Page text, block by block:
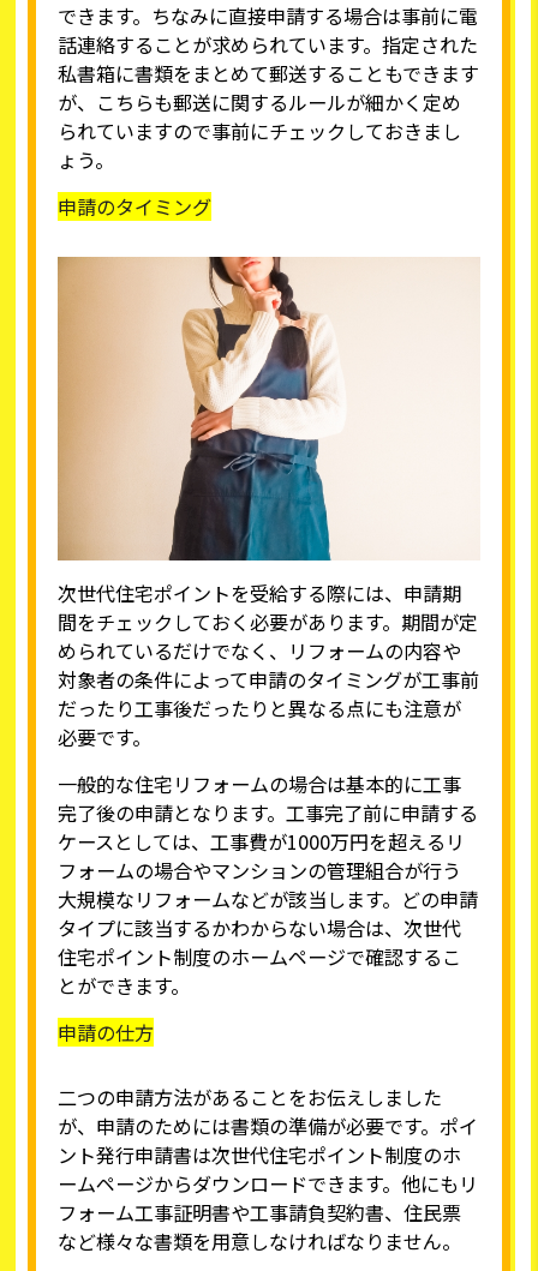
できます。ちなみに直接申請する場合は事前に電
話連絡することが求められています。指定された
私書箱に書類をまとめて郵送することもできます
が、こちらも郵送に関するルールが細かく定め
られていますので事前にチェックしておきまし
ょう。
申請のタイミング
次世代住宅ポイントを受給する際には、申請期
間をチェックしておく必要があります。期間が定
められているだけでなく、リフォームの内容や
対象者の条件によって申請のタイミングが工事前
だったり工事後だったりと異なる点にも注意が
必要です。
一般的な住宅リフォームの場合は基本的に工事
完了後の申請となります。工事完了前に申請する
ケースとしては、工事費が1000万円を超えるリ
フォームの場合やマンションの管理組合が行う
大規模なリフォームなどが該当します。どの申請
タイプに該当するかわからない場合は、次世代
住宅ポイント制度のホームページで確認するこ
とができます。
申請の仕方
二つの申請方法があることをお伝えしました
が、申請のためには書類の準備が必要です。ポイ
ント発行申請書は次世代住宅ポイント制度のホ
ームページからダウンロードできます。他にもリ
フォーム工事証明書や工事請負契約書、住民票
など様々な書類を用意しなければなりません。